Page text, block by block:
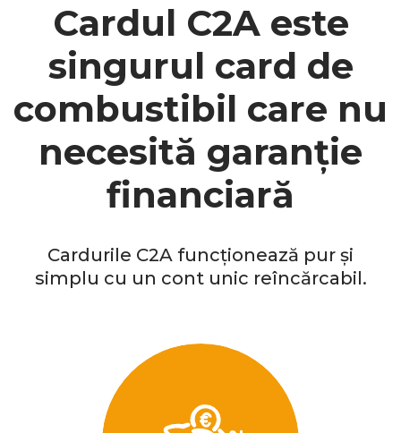
Cardul C2A este
singurul card de
combustibil care nu
necesită garanție
financiară
Cardurile C2A funcționează pur și
simplu cu un cont unic reîncărcabil.